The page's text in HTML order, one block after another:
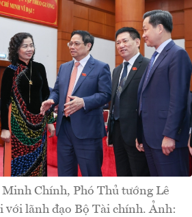
Chính, Phó Thủ tướng Lê
với lãnh đạo Bộ Tài chính. Ảnh: